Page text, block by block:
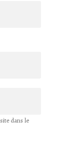
dans le